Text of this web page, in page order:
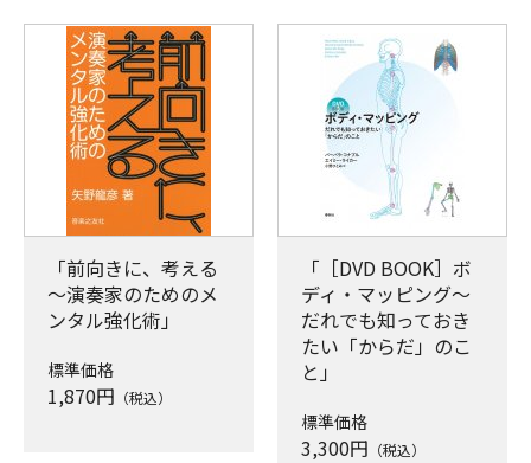
「前向きに、考える
～演奏家のためのメ
ンタル強化術」
標準価格
1,870円 （税込）
「［DVD BOOK］ボ
ディ・マッピング～
だれでも知っておき
たい「からだ」のこ
と」
標準価格
3,300円 （税込）